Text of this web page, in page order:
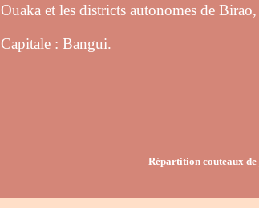
Ouaka et les districts autonomes de
Capitale : Bangui.
Répartition couteaux de